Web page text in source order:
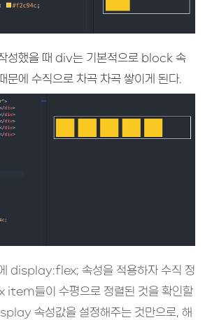
성했을 때 div는 기본적으로 block 속
문에 수직으로 차곡 차곡 쌓이게 된다.
속성을 적용하자 수직 정
item들이 수평으로 정렬된 것을 확인할
속성값을 설정해주는 것만으로, 해